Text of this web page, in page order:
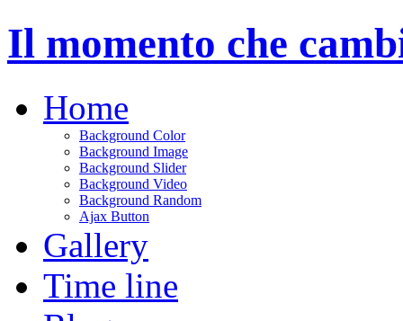
Il momento che
Home
Background Color
Background Image
Background Slider
Background Video
Background Random
Ajax Button
Gallery
Time line